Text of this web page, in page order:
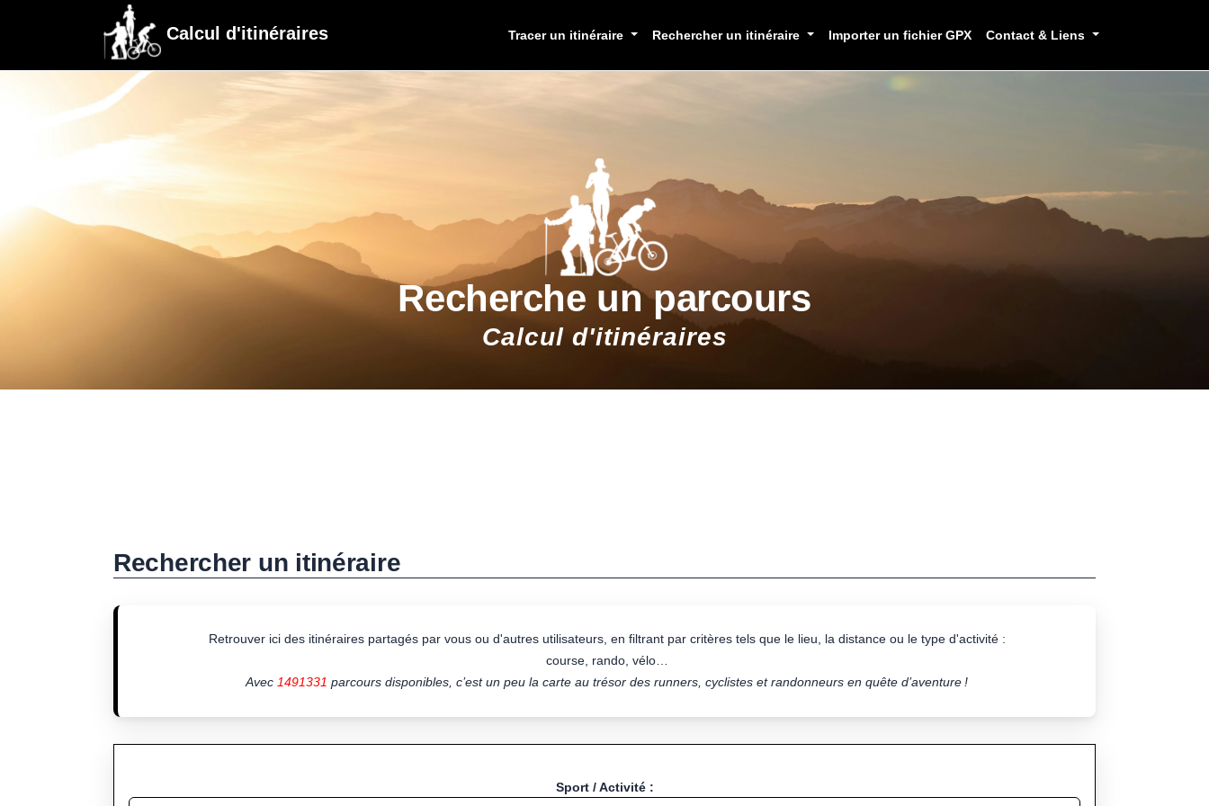
Calcul d'itinéraires Tracer un itinéraire Rechercher un itinéraire Importer un fichier GPX Contact & Liens
Recherche un parcours
Calcul d'itinéraires
Rechercher un itinéraire
Retrouver ici des itinéraires partagés par vous ou d'autres utilisateurs, en filtrant par critères tels que le lieu, la distance ou le type d'activité :
course, rando, vélo…
Avec 1491331 parcours disponibles, c’est un peu la carte au trésor des runners, cyclistes et randonneurs en quête d’aventure !
Sport / Activité :